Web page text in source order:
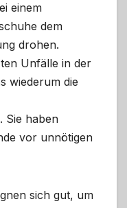
einem
dem
drohen.
Unfälle in der
wiederum die
Sie haben
vor unnötigen
sich gut, um